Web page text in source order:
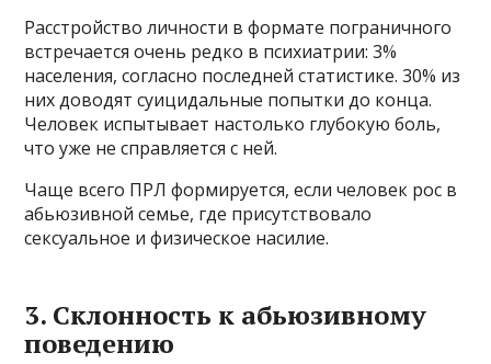
Расстройство личности в формате пограничного
встречается очень редко в психиатрии: 3%
населения, согласно последней статистике. 30% из
них доводят суицидальные попытки до конца.
Человек испытывает настолько глубокую боль,
что уже не справляется с ней.
Чаще всего ПРЛ формируется, если человек рос в
абьюзивной семье, где присутствовало
сексуальное и физическое насилие.
3. Склонность к абьюзивному
поведению